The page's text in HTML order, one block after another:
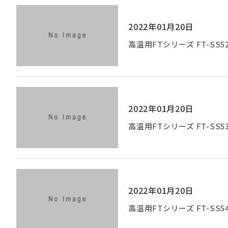
2022年01月20日
高温用FTシリーズ FT-
2022年01月20日
高温用FTシリーズ FT-
2022年01月20日
高温用FTシリーズ FT-